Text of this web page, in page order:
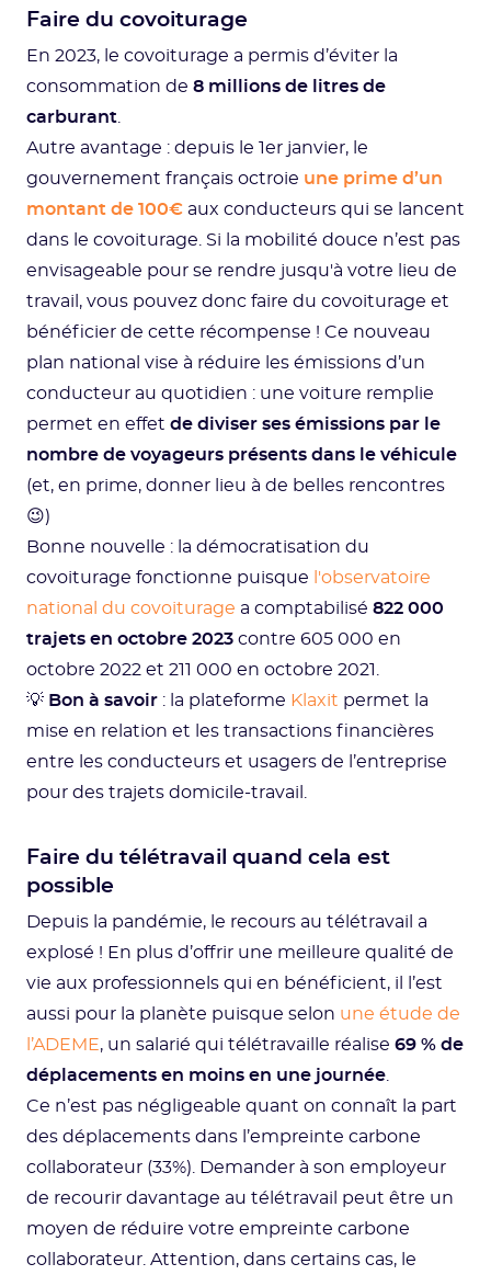
Faire du covoiturage
En 2023, le covoiturage a permis d’éviter la
consommation de 8 millions de litres de
carburant
Autre avantage : depuis le 1er janvier, le
gouvernement français octroie une prime d’un
montant de 100€ aux conducteurs qui se lancent
dans le covoiturage. Si la mobilité douce n’est pas
envisageable pour se rendre jusqu'à votre lieu de
travail, vous pouvez donc faire du covoiturage et
bénéficier de cette récompense ! Ce nouveau
plan national vise à réduire les émissions d’un
conducteur au quotidien : une voiture remplie
permet en effet de diviser ses émissions par le
nombre de voyageurs présents dans le véhicule
(et, en prime, donner lieu à de belles rencontres
😉)
Bonne nouvelle : la démocratisation du
covoiturage fonctionne puisque
l'observatoire
national du covoiturage a comptabilisé 822 000
trajets en octobre 2023 contre 605 000 en
octobre 2022 et 211 000 en octobre 2021.
💡 Bon à savoir : la plateforme Klaxit permet la
mise en relation et les transactions financières
entre les conducteurs et usagers de l’entreprise
pour des trajets domicile-travail.
Faire du télétravail quand cela est
possible
Depuis la pandémie, le recours au télétravail a
explosé ! En plus d’offrir une meilleure qualité de
vie aux professionnels qui en bénéficient, il l’est
aussi pour la planète puisque selon une étude de
l’ADEME, un salarié qui télétravaille réalise 69 % de
déplacements en moins en une journée
Ce n’est pas négligeable quant on connaît la part
des déplacements dans l’empreinte carbone
collaborateur (33%). Demander à son employeur
de recourir davantage au télétravail peut être un
moyen de réduire votre empreinte carbone
collaborateur. Attention, dans certains cas, le